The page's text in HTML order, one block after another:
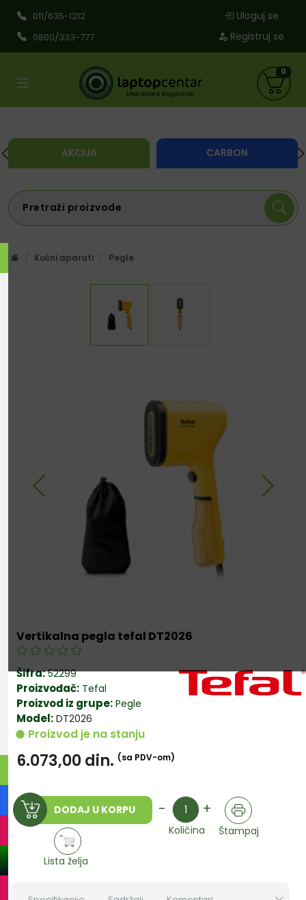
011/635-1212
0800/333-777
Uloguj se
Registruj se
AKCIJA CARBON
0
Kućni aparati Pegle
Vertikalna pegla tefal DT2026
Šifra:52299
Proizvođač: Tefal
Proizvod iz grupe: Pegle
Model: DT2026
Proizvod je na stanju
6.073,00din. (sa PDV-om)
DODAJ U KORPU - Količina +
Količina Štampaj
Lista želja